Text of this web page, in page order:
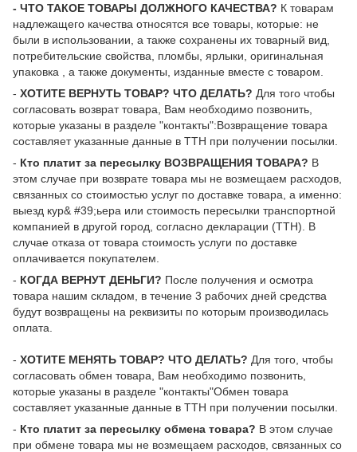
- ЧТО ТАКОЕ ТОВАРЫ ДОЛЖНОГО КАЧЕСТВА? К товарам
надлежащего качества относятся все товары, которые: не
были в использовании, а также сохранены их товарный вид,
потребительские свойства, пломбы, ярлыки, оригинальная
упаковка , а также документы, изданные вместе с товаром.
- ХОТИТЕ ВЕРНУТЬ ТОВАР? ЧТО ДЕЛАТЬ? Для того чтобы
согласовать возврат товара, Вам необходимо позвонить,
которые указаны в разделе "контакты":Возвращение товара
составляет указанные данные в ТТН при получении посылки.
- Кто платит за пересылку ВОЗВРАЩЕНИЯ ТОВАРА? В
этом случае при возврате товара мы не возмещаем расходов,
связанных со стоимостью услуг по доставке товара, а именно:
выезд кур& #39;ьера или стоимость пересылки транспортной
компанией в другой город, согласно декларации (ТТН). В
случае отказа от товара стоимость услуги по доставке
оплачивается покупателем.
- КОГДА ВЕРНУТ ДЕНЬГИ? После получения и осмотра
товара нашим складом, в течение 3 рабочих дней средства
будут возвращены на реквизиты по которым производилась
оплата.
- ХОТИТЕ МЕНЯТЬ ТОВАР? ЧТО ДЕЛАТЬ? Для того, чтобы
согласовать обмен товара, Вам необходимо позвонить,
которые указаны в разделе "контакты"Обмен товара
составляет указанные данные в ТТН при получении посылки.
- Кто платит за пересылку обмена товара? В этом случае
при обмене товара мы не возмещаем расходов, связанных со